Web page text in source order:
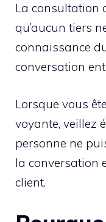
La consultation
qu’aucun tiers
connaissance
conversation
Lorsque vous
voyante, veillez
personne ne
la conversation
client.